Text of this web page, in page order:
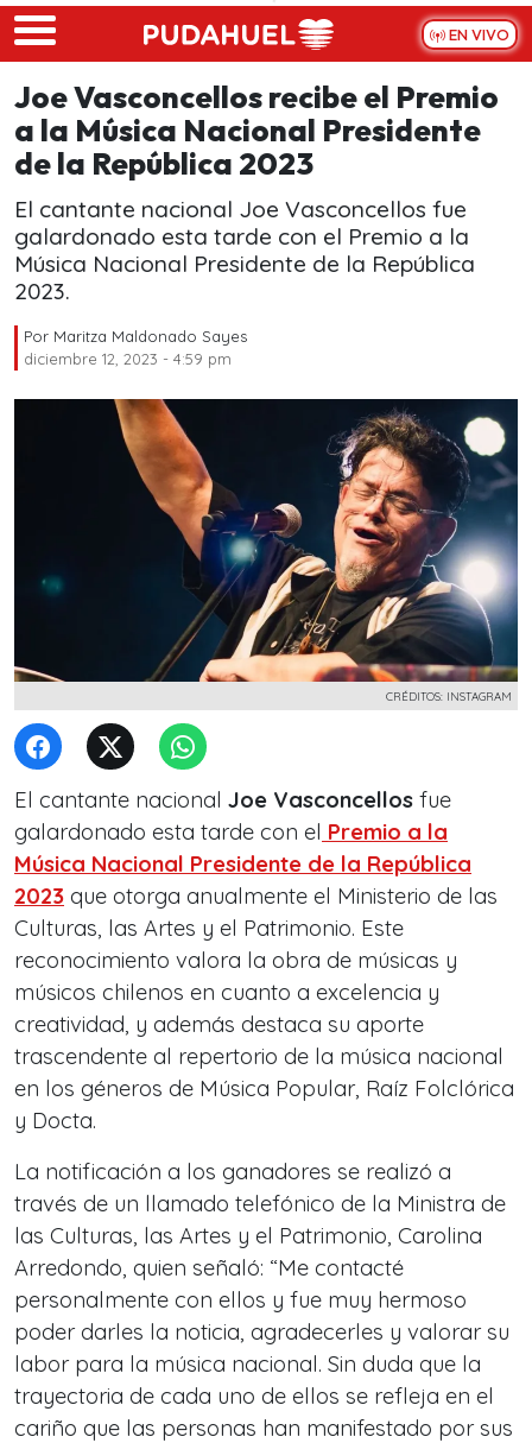
Skip to main content
EN VIVO
Joe Vasconcellos recibe el Premio
a la Música Nacional Presidente
de la República 2023
El cantante nacional Joe Vasconcellos fue
galardonado esta tarde con el Premio a la
Música Nacional Presidente de la República
2023.
Por Maritza Maldonado Sayes
diciembre 12, 2023 - 4:59 pm
CRÉDITOS: INSTAGRAM
El cantante nacional Joe Vasconcellos fue
galardonado esta tarde con el Premio a la
Música Nacional Presidente de la República
2023 que otorga anualmente el Ministerio de las
Culturas, las Artes y el Patrimonio. Este
reconocimiento valora la obra de músicas y
músicos chilenos en cuanto a excelencia y
creatividad, y además destaca su aporte
trascendente al repertorio de la música nacional
en los géneros de Música Popular, Raíz Folclórica
y Docta.
La notificación a los ganadores se realizó a
través de un llamado telefónico de la Ministra de
las Culturas, las Artes y el Patrimonio, Carolina
Arredondo, quien señaló: “Me contacté
personalmente con ellos y fue muy hermoso
poder darles la noticia, agradecerles y valorar su
labor para la música nacional. Sin duda que la
trayectoria de cada uno de ellos se refleja en el
cariño que las personas han manifestado por sus